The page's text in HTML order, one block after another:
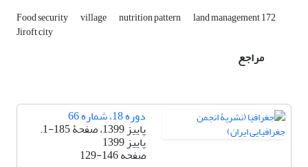
Food security village nutrition pattern land management 172
Jiroft city
مراجع
دوره 18، شماره 66
پاییز 1399، صفحۀ 185-1.
پاییز 1399
صفحه129-146